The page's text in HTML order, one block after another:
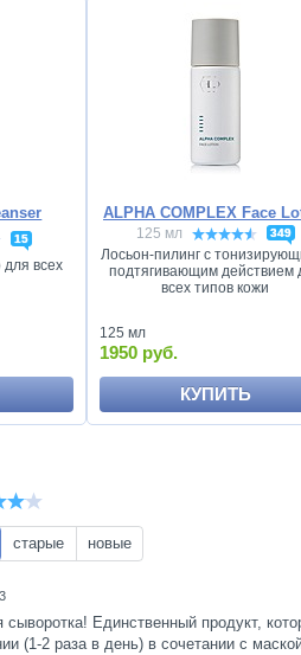
15
всех
ALPHA COMPLEX Face
125 мл 349
Лосьон-пилинг с
подтягивающим действием
всех типов кожи
125 мл
1950 руб.
КУПИТЬ
старые новые
сыворотка! Единственный продукт,
(1-2 раза в день) в сочетании с